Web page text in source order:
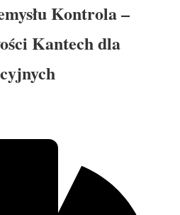
Kontrola –
Kantech dla